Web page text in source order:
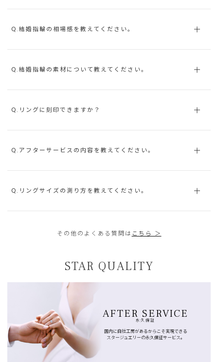
Q.結婚指輪の相場感を教えてください。
Q.結婚指輪の素材について教えてください。
Q.リングに刻印できますか？
Q.アフターサービスの内容を教えてください。
Q.リングサイズの測り方を教えてください。
その他のよくある質問は こちら ＞
STAR QUALITY
AFTER SERVICE
永久保証
国内に自社工房があるからこそ実現できる
スタージュエリーの永久保証サービス。